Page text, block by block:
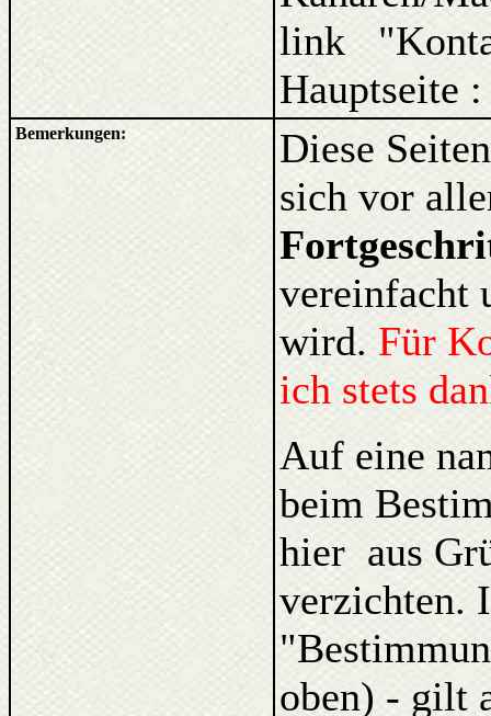
link
Hauptseite
Bemerkungen:
Diese
sich vor
vereinfacht
wird. Für
ich stets
Auf eine
beim
hier aus
verzichten.
oben) - gilt